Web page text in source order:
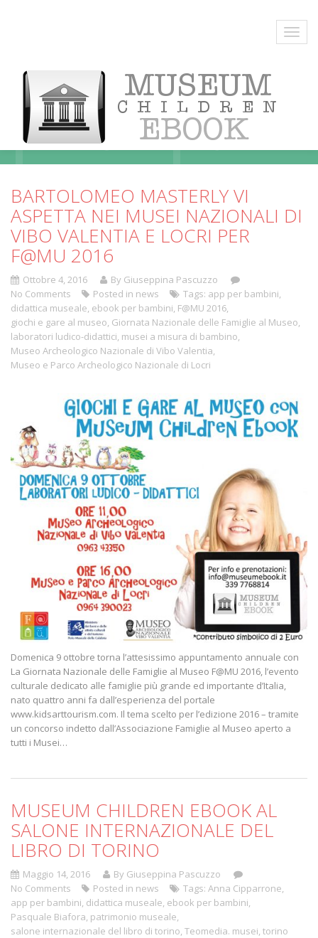
Blog
BARTOLOMEO MASTERLY VI
ASPETTA NEI MUSEI NAZIONALI DI
VIBO VALENTIA E LOCRI PER
F@MU 2016
Ottobre 4, 2016
By Giuseppina Pascuzzo
No Comments
Posted in news Tags: app per bambini,
didattica museale, ebook per bambini, F@MU 2016,
giochi e gare al museo, Giornata Nazionale delle Famiglie al Museo,
laboratori ludico-didattici, musei a misura di bambino,
Museo Archeologico Nazionale di Vibo Valentia,
Museo e Parco Archeologico Nazionale di Locri
Domenica 9 ottobre torna l’attesissimo appuntamento annuale con
La Giornata Nazionale delle Famiglie al Museo F@MU 2016, l’evento
culturale dedicato alle famiglie più grande ed importante d’Italia,
nato quattro anni fa dall’esperienza del portale
www.kidsarttourism.com. Il tema scelto per l’edizione 2016 – tramite
un concorso indetto dall’Associazione Famiglie al Museo aperto a
tutti i Musei…
MUSEUM CHILDREN EBOOK AL
SALONE INTERNAZIONALE DEL
LIBRO DI TORINO
Maggio 14, 2016
By Giuseppina Pascuzzo
No Comments
Posted in news Tags: Anna Cipparrone,
app per bambini, didattica museale, ebook per bambini,
Pasquale Biafora, patrimonio museale,
salone internazionale del libro di torino, Teomedia. musei, torino